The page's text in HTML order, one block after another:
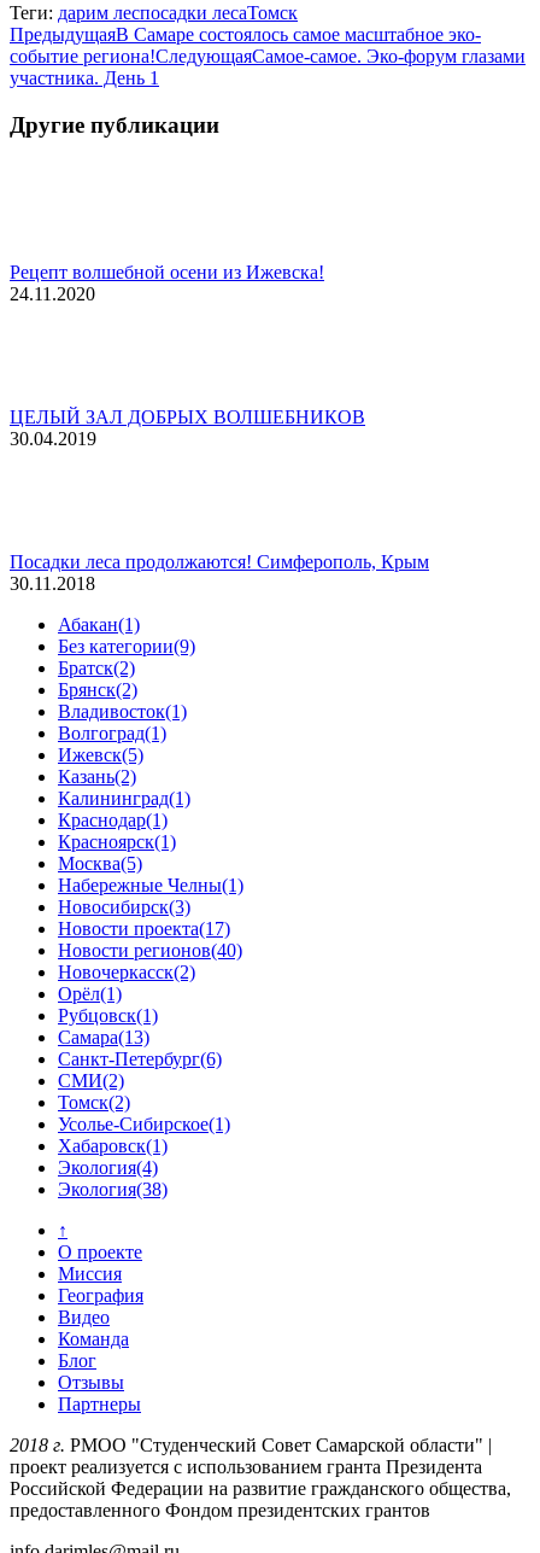
Теги: дарим леспосадки лесаТомск
Навигация
по
ПредыдущаяПредыдущая
запись:
В Самаре состоялось самое масштабное эко-
событие региона!СледующаяСледующая
Самое-самое. Эко-форум глазами
участника. День 1
Другие публикации
Рецепт волшебной осени из Ижевска!
24.11.2020
ЦЕЛЫЙ ЗАЛ ДОБРЫХ ВОЛШЕБНИКОВ
30.04.2019
Посадки леса продолжаются! Симферополь, Крым
30.11.2018
Абакан(1)
Без категории(9)
Братск(2)
Брянск(2)
Владивосток(1)
Волгоград(1)
Ижевск(5)
Казань(2)
Калининград(1)
Краснодар(1)
Красноярск(1)
Москва(5)
Набережные Челны(1)
Новосибирск(3)
Новости проекта(17)
Новости регионов(40)
Новочеркасск(2)
Орёл(1)
Рубцовск(1)
Самара(13)
Санкт-Петербург(6)
СМИ(2)
Томск(2)
Усолье-Сибирское(1)
Хабаровск(1)
Экология(4)
Экология(38)
↑
О проекте
Миссия
География
Видео
Команда
Блог
Отзывы
Партнеры
2018 г. РМОО "Студенческий Совет Самарской области" |
проект реализуется с использованием гранта Президента
Российской Федерации на развитие гражданского общества,
предоставленного Фондом президентских грантов